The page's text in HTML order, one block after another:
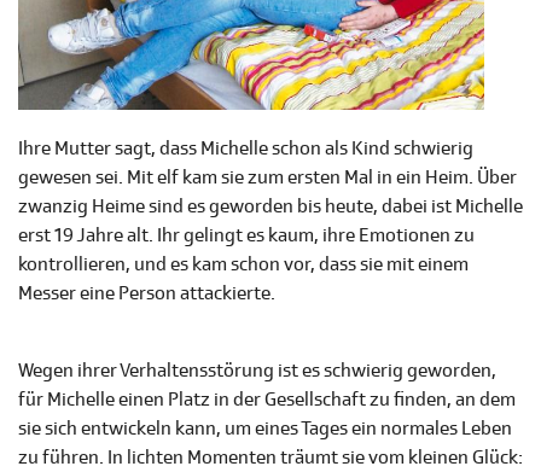
Ihre Mutter sagt, dass Michelle schon als Kind schwierig
gewesen sei. Mit elf kam sie zum ersten Mal in ein Heim. Über
zwanzig Heime sind es geworden bis heute, dabei ist Michelle
erst 19 Jahre alt. Ihr gelingt es kaum, ihre Emotionen zu
kontrollieren, und es kam schon vor, dass sie mit einem
Messer eine Person attackierte.
Wegen ihrer Verhaltensstörung ist es schwierig geworden,
für Michelle einen Platz in der Gesellschaft zu finden, an dem
sie sich entwickeln kann, um eines Tages ein normales Leben
zu führen. In lichten Momenten träumt sie vom kleinen Glück: